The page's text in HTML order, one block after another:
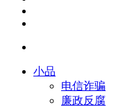
小品
电信诈骗
廉政反腐